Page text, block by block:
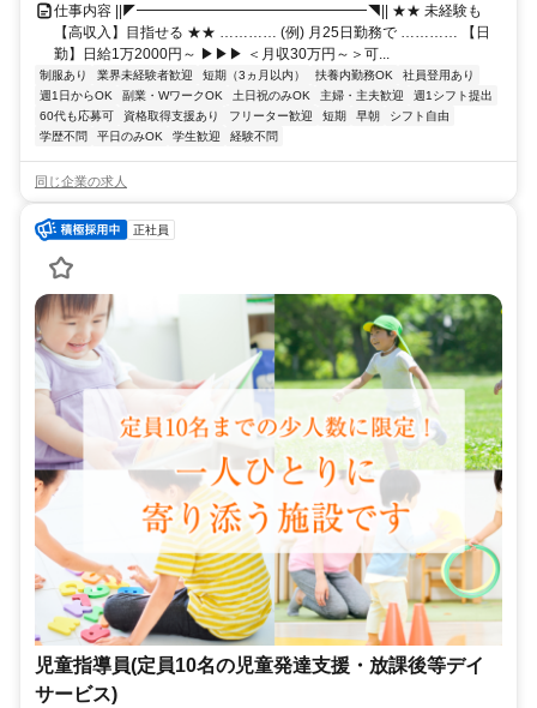
仕事内容 ||◤━━━━━━━━━━━━━━━━◥|| ★★ 未経験も
【高収入】目指せる ★★ ………… (例) 月25日勤務で ………… 【日
勤】日給1万2000円～ ▶▶▶ ＜月収30万円～＞可...
制服あり 業界未経験者歓迎 短期（3ヵ月以内） 扶養内勤務OK
社員登用あり
週1日からOK
副業・WワークOK 土日祝のみOK 主婦・主夫歓迎
週1シフト提出
60代も応募可
資格取得支援あり フリーター歓迎 短期 早朝
シフト自由
学歴不問
平日のみOK 学生歓迎 経験不問
同じ企業の求人
正社員
児童指導員(定員10名の児童発達支援・放課後等デイ
サービス)